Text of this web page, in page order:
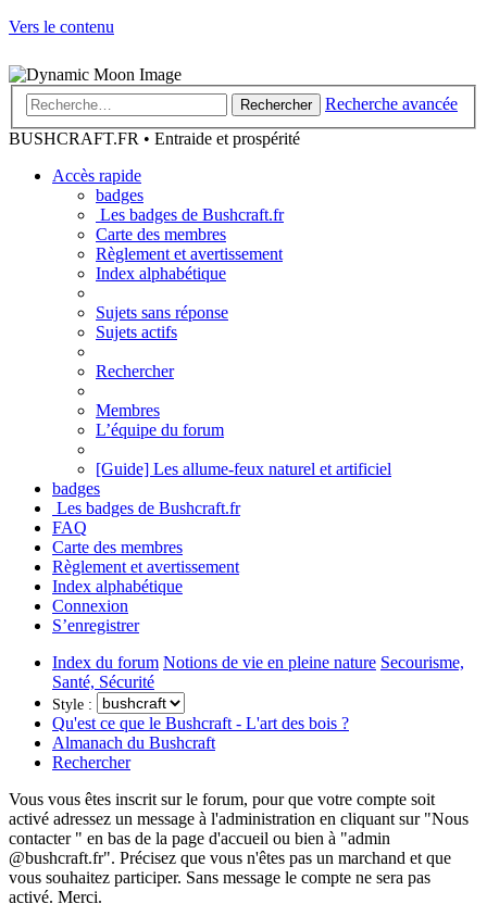
Vers le contenu
Rechercher
Recherche avancée
BUSHCRAFT.FR • Entraide et prospérité
Accès rapide
badges
Les badges de Bushcraft.fr
Carte des membres
Règlement et avertissement
Index alphabétique
Sujets sans réponse
Sujets actifs
Rechercher
Membres
L’équipe du forum
[Guide] Les allume-feux naturel et artificiel
badges
Les badges de Bushcraft.fr
FAQ
Carte des membres
Règlement et avertissement
Index alphabétique
Connexion
S’enregistrer
Index du forum Notions de vie en pleine nature Secourisme,
Santé, Sécurité
Style :
Qu'est ce que le Bushcraft - L'art des bois ?
Almanach du Bushcraft
Rechercher
Vous vous êtes inscrit sur le forum, pour que votre compte soit
activé adressez un message à l'administration en cliquant sur "Nous
contacter " en bas de la page d'accueil ou bien à "admin
@bushcraft.fr". Précisez que vous n'êtes pas un marchand et que
vous souhaitez participer. Sans message le compte ne sera pas
activé. Merci.